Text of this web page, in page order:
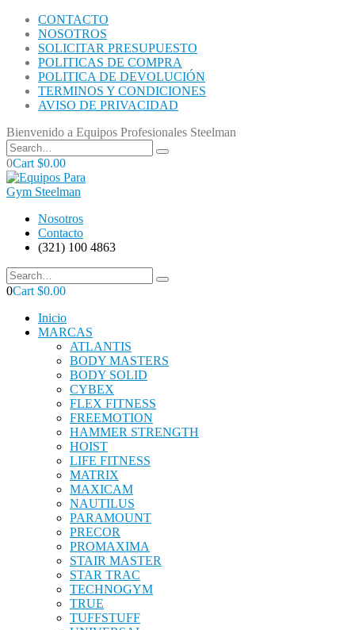
CONTACTO
NOSOTROS
SOLICITAR PRESUPUESTO
POLITICAS DE COMPRA
POLITICA DE DEVOLUCIÓN
TERMINOS Y CONDICIONES
AVISO DE PRIVACIDAD
Bienvenido a Equipos Profesionales Steelman
0Cart $0.00
Nosotros
Contacto
(321) 100 4863
0Cart $0.00
Inicio
MARCAS
ATLANTIS
BODY MASTERS
BODY SOLID
CYBEX
FLEX FITNESS
FREEMOTION
HAMMER STRENGTH
HOIST
LIFE FITNESS
MATRIX
MAXICAM
NAUTILUS
PARAMOUNT
PRECOR
PROMAXIMA
STAIR MASTER
STAR TRAC
TECHNOGYM
TRUE
TUFFSTUFF